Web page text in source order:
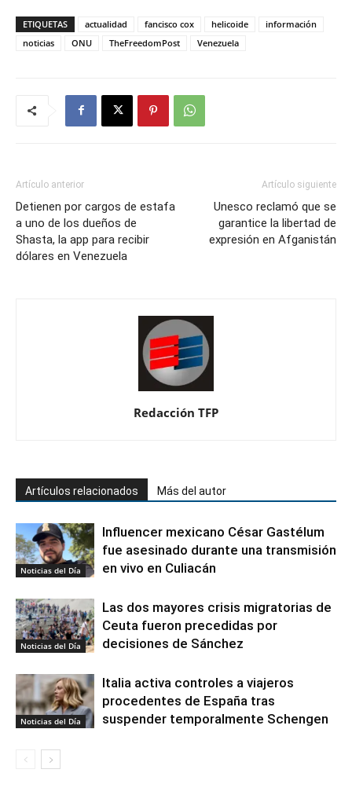
ETIQUETAS actualidad fancisco cox helicoide
información
noticias
ONU TheFreedomPost Venezuela
Artículo anterior
Detienen por cargos de estafa
a uno de los dueños de
Shasta, la app para recibir
dólares en Venezuela
Artículo siguiente
Unesco reclamó que se
garantice la libertad de
expresión en Afganistán
Redacción TFP
Artículos relacionados Más del autor
Noticias del Día
Influencer mexicano César Gastélum
fue asesinado durante una transmisión
en vivo en Culiacán
Noticias del Día
Las dos mayores crisis migratorias de
Ceuta fueron precedidas por
decisiones de Sánchez
Noticias del Día
Italia activa controles a viajeros
procedentes de España tras
suspender temporalmente Schengen